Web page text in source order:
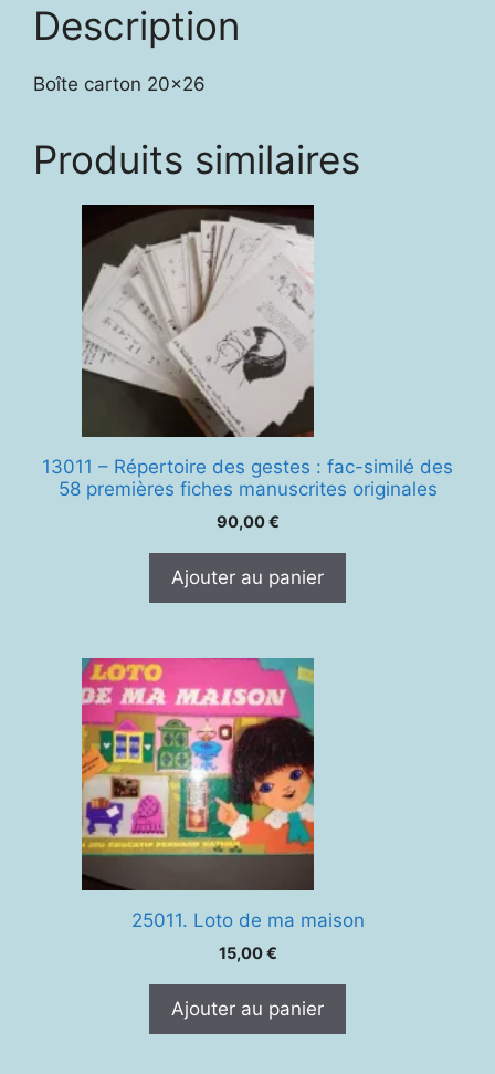
Description
Boîte carton 20×26
Produits similaires
13011 – Répertoire des gestes : fac-similé des
58 premières fiches manuscrites originales
90,00€
Ajouter au panier
25011. Loto de ma maison
15,00€
Ajouter au panier